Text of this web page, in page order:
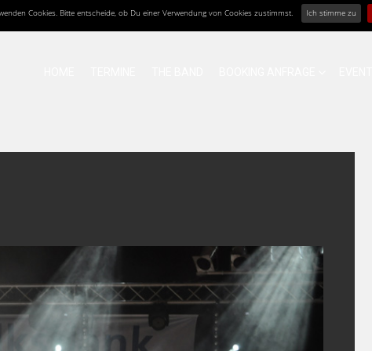
Cookies. Bitte entscheide, ob Du einer Verwendung von Cookies zustimmst. Ich stimme zu